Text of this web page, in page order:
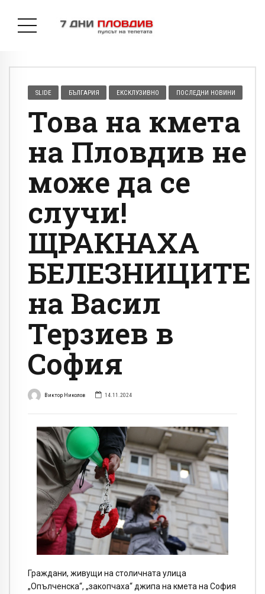
SLIDE БЪЛГАРИЯ ЕКСКЛУЗИВНО ПОСЛЕДНИ НОВИНИ
Това на кмета
на Пловдив не
може да се
случи!
ЩРАКНАХА
БЕЛЕЗНИЦИТЕ
на Васил
Терзиев в
София
Виктор Николов 14.11.2024
Граждани, живущи на столичната улица
„Опълченска“, „закопчаха“ джипа на кмета на София